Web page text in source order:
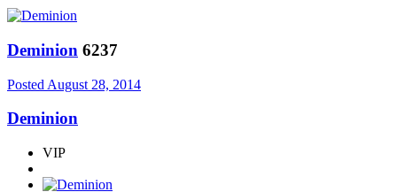
Deminion 6237
Posted August 28, 2014
Deminion
VIP